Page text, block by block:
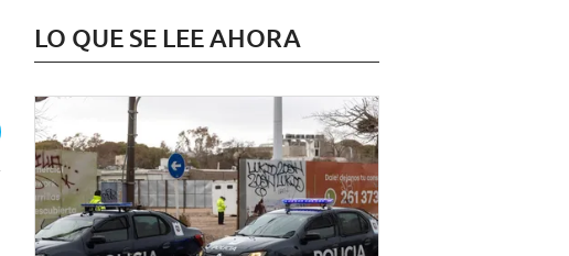
LO QUE SE LEE AHORA